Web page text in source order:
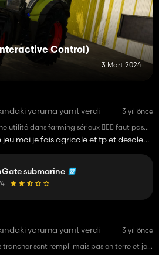
Control)
3 Mart 2024
yoruma yanıt verdi
3 yıl önce
utilité dans farming sérieux 🤦🏽‍♂️ faut pas
😒 moi je fais agricole et tp et desole
submarine
yoruma yanıt verdi
3 yıl önce
trancher sont rempli mais pas en terre et je